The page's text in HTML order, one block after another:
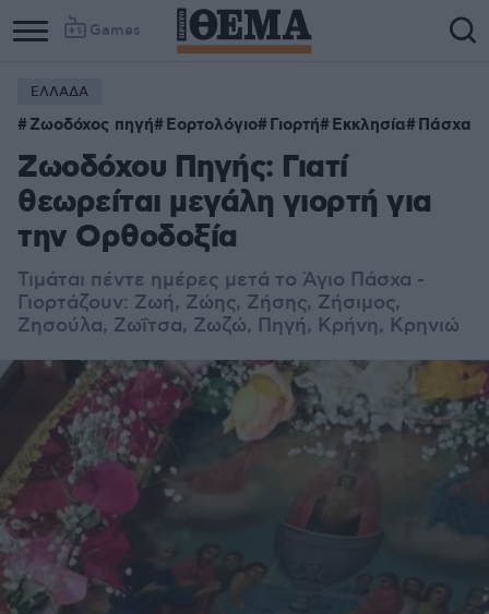
Games
ΕΛΛΑΔΑ
Ζωοδόχος πηγή Εορτολόγιο Γιορτή Εκκλησία Πάσχα
Ζωοδόχου Πηγής: Γιατί
θεωρείται μεγάλη γιορτή για
την Ορθοδοξία
Τιμάται πέντε ημέρες μετά το Άγιο Πάσχα -
Γιορτάζουν: Ζωή, Ζώης, Ζήσης, Ζήσιμος,
Ζησούλα, Ζωΐτσα, Ζωζώ, Πηγή, Κρήνη, Κρηνιώ